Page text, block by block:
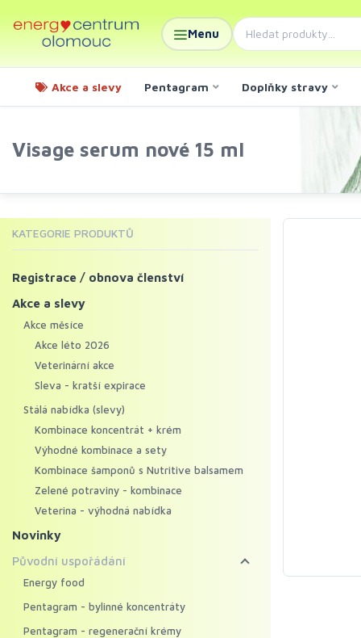
Menu
Akce a slevy Pentagram Doplňky stravy
Visage serum nové 15 ml
KATEGORIE PRODUKTŮ
Registrace / obnova členství
Akce a slevy
Akce měsíce
Akce léto 2026
Veterinární akce
Sleva - kratší expirace
Stálá nabídka (slevy)
Kombinace koncentrát + krém
Výhodné kombinace a sety
Kombinace šamponů s Nutritive balsamem
Zelené potraviny - kombinace
Veterina - výhodná nabídka
Novinky
Původní uspořádání
Energy food
Pentagram - bylinné koncentráty
Pentagram - regenerační krémy